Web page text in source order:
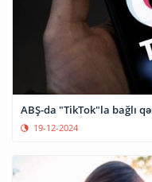
ABŞ-da "TikTok"la bağlı
19-12-2024